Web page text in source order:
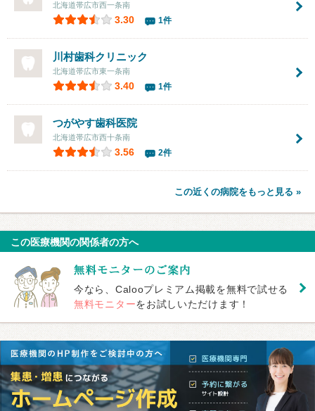
北海道帯広市西一条南
3.30 1件
川村歯科クリニック
北海道帯広市東一条南
3.40 1件
つがやす歯科医院
北海道帯広市西十条南
3.56 2件
この近くの病院をもっと見る »
この医療機関の関係者の方へ
今なら、Calooプレミアム掲載を無料で試せる
無料モニターをお試しいただけます！